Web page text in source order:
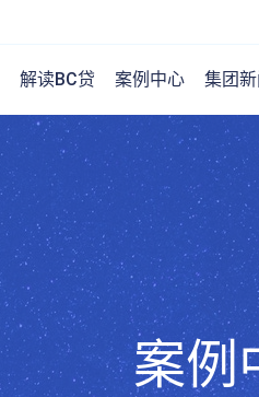
解读BC贷 案例中心 集团新
案例